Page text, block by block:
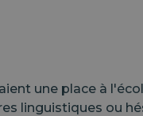
une place à
linguistiques ou